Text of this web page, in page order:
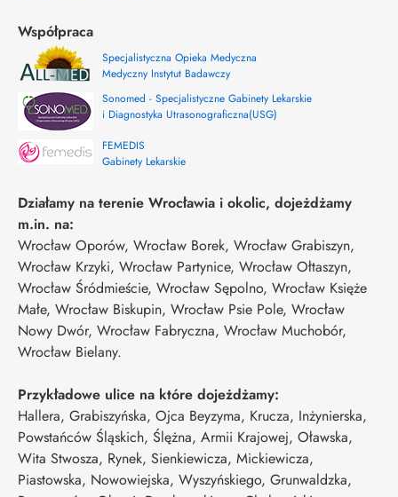
Współpraca
Specjalistyczna Opieka Medyczna
Medyczny Instytut Badawczy
Sonomed - Specjalistyczne Gabinety Lekarskie
i Diagnostyka Utrasonograficzna(USG)
FEMEDIS
Gabinety Lekarskie
Działamy na terenie Wrocławia i okolic, dojeżdżamy
m.in. na:
Wrocław Oporów, Wrocław Borek, Wrocław Grabiszyn,
Wrocław Krzyki, Wrocław Partynice, Wrocław Ołtaszyn,
Wrocław Śródmieście, Wrocław Sępolno, Wrocław Księże
Małe, Wrocław Biskupin, Wrocław Psie Pole, Wrocław
Nowy Dwór, Wrocław Fabryczna, Wrocław Muchobór,
Wrocław Bielany.
Przykładowe ulice na które dojeżdżamy:
Hallera, Grabiszyńska, Ojca Beyzyma, Krucza, Inżynierska,
Powstańców Śląskich, Ślężna, Armii Krajowej, Oławska,
Wita Stwosza, Rynek, Sienkiewicza, Mickiewicza,
Piastowska, Nowowiejska, Wyszyńskiego, Grunwaldzka,